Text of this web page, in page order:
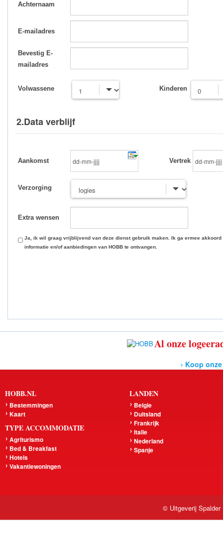
Achternaam
E-mailadres
Bevestig E-
mailadres
Volwassene Kinderen
2.Data verblijf
Aankomst Vertrek
Verzorging
Extra wensen
Ja, ik wil graag vrijblijvend van deze dienst gebruik maken. Ik ga ermee akkoord
informatie en/of aanbiedingen van HOBB te ontvangen.
Al onze
› Koop
HOBB.NL
Bestemmingen
Kaart
TYPE ACCOMMODATIE
Agriturismo
Bed & Breakfast
Hotels
Vakantiewoningen
LANDEN
Belgie
Duitsland
Frankrijk
Italie
Nederland
Spanje
© Uitgeverij